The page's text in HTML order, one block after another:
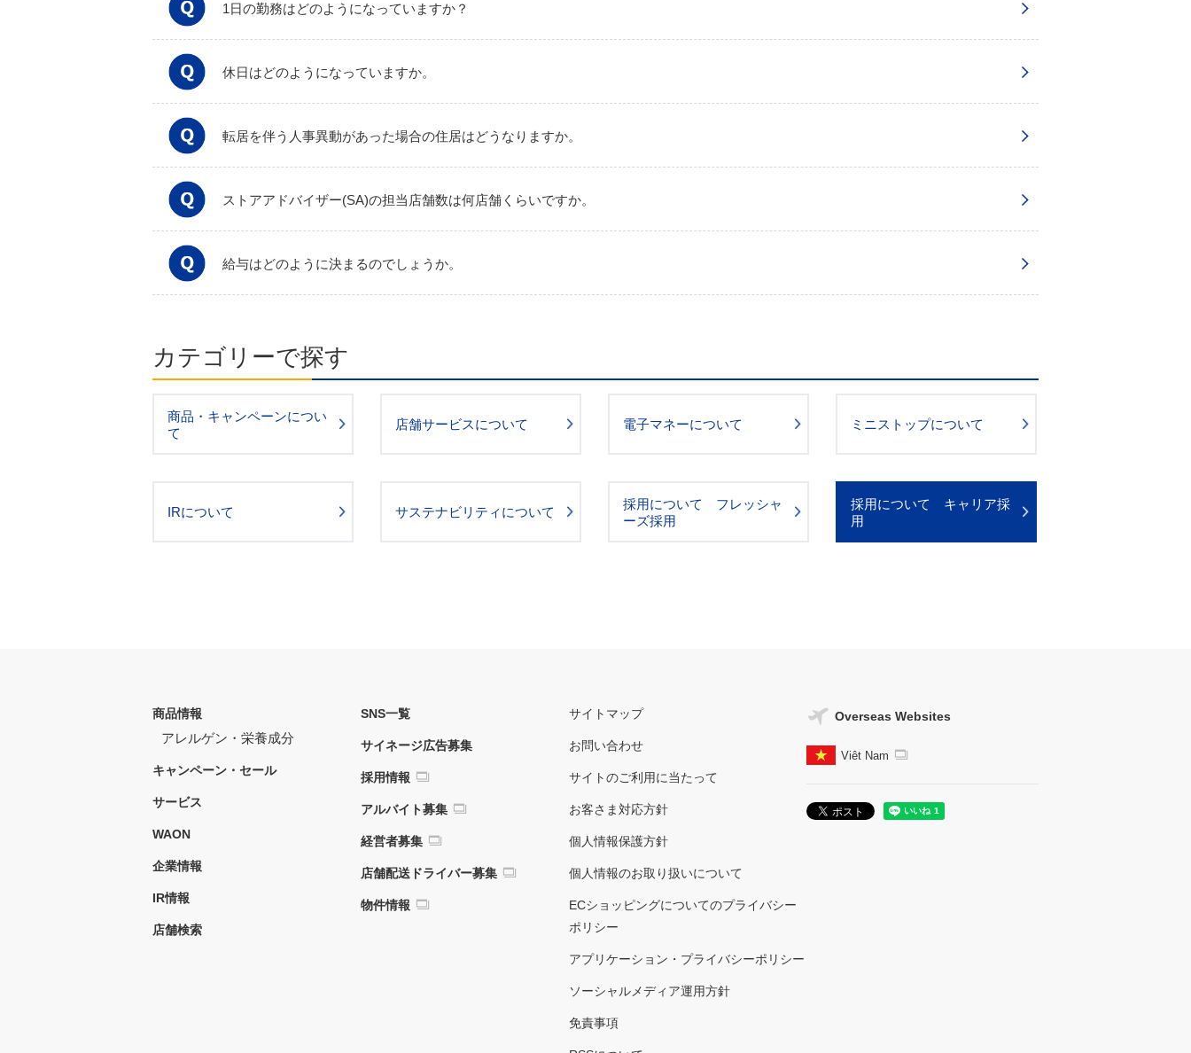
1日の勤務はどのようになっていますか？
休日はどのようになっていますか。
転居を伴う人事異動があった場合の住居はどうなりますか。
ストアアドバイザー(SA)の担当店舗数は何店舗くらいですか。
給与はどのように決まるのでしょうか。
カテゴリーで探す
商品・キャンペーンについ
て
店舗サービスについて 電子マネーについて ミニストップについて
IRについて サステナビリティについて
採用について フレッシャ
ーズ採用
採用について キャリア採
用
商品情報
アレルゲン・栄養成分
キャンペーン・セール
サービス
WAON
企業情報
IR情報
店舗検索
SNS一覧
サイネージ広告募集
採用情報
アルバイト募集
経営者募集
店舗配送ドライバー募集
物件情報
サイトマップ
お問い合わせ
サイトのご利用に当たって
お客さま対応方針
個人情報保護方針
個人情報のお取り扱いについて
ECショッピングについてのプライバシー
ポリシー
アプリケーション・プライバシーポリシー
ソーシャルメディア運用方針
免責事項
Overseas Websites
Viêt Nam